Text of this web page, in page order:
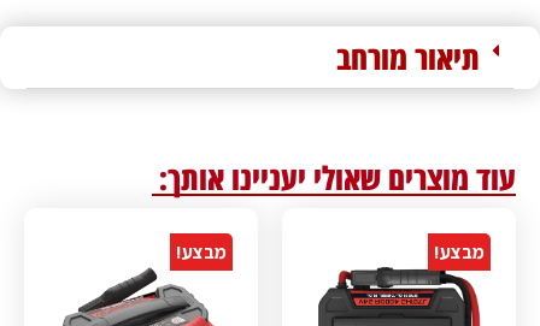
תיאור מורחב
עוד מוצרים שאולי יעניינו אותך:
מבצע! מבצע!